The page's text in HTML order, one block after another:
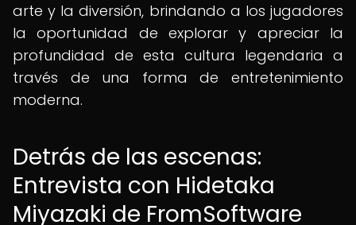
arte y la diversión, brindando a los jugadores
la oportunidad de explorar y apreciar la
profundidad de esta cultura legendaria a
través de una forma de entretenimiento
moderna.
Detrás de las escenas:
Entrevista con Hidetaka
Miyazaki de FromSoftware